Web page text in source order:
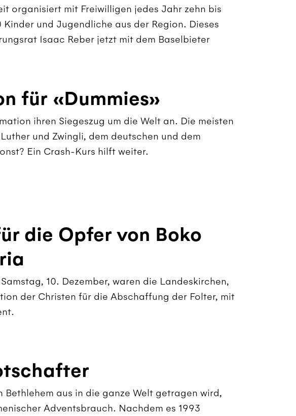
organisiert mit Freiwilligen jedes Jahr zehn bis
und Jugendliche aus der Region. Dieses
Isaac Reber jetzt mit dem Baselbieter
für «Dummies»
ihren Siegeszug um die Welt an. Die meisten
und Zwingli, dem deutschen und dem
Ein Crash-Kurs hilft weiter.
die Opfer von Boko
10. Dezember, waren die Landeskirchen,
der Christen für die Abschaffung der Folter, mit
Bethlehem aus in die ganze Welt getragen wird,
Adventsbrauch. Nachdem es 1993